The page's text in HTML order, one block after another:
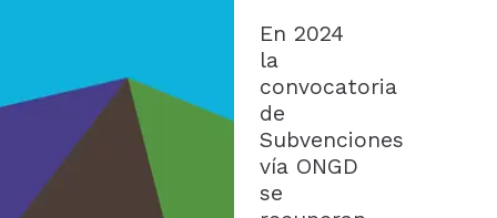
En 2024
la
convocatoria
de
Subvenciones
vía ONGD
se